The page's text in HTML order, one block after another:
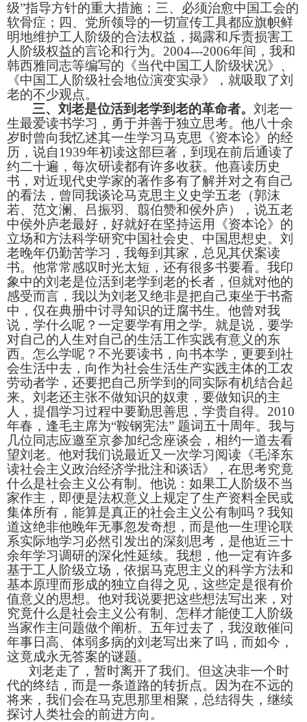
级”指导方针的重大措施；三、必须治愈中国工会的
软骨症；四、党所领导的一切宣传工具都应旗帜鲜
明地维护工人阶级的合法权益，揭露和斥责损害工
人阶级权益的言论和行为。 2004---2006年间，我和
韩西雅同志等编写的《当代中国工人阶级状况》、
《中国工人阶级社会地位演变实录》，就吸取了刘
老的不少观点。
三、刘老是位活到老学到老的革命者。刘老一
生最爱读书学习，勇于并善于独立思考。他八十余
岁时曾向我忆述其一生学习马克思《资本论》的经
历，说自1939年初读这部巨著，到现在前后通读了
约二十遍，每次研读都有许多收获。他喜读历史
书，对近现代史学家的著作多有了解并对之有自己
的看法，曾同我谈论马克思主义史学五老（郭沫
若、范文澜、吕振羽、翦伯赞和侯外庐），说五老
中侯外庐老最好，好就好在坚持运用《资本论》的
立场和方法科学研究中国社会史、中国思想史。刘
老晚年仍勤苦学习，我每到其家，总见其伏案读
书。他常常感叹时光太短，还有很多书要看。我印
象中的刘老是位活到老学到老的长者，但就对他的
感受而言，我以为刘老又绝非是把自己束坐于书斋
中，仅在典册中讨寻知识的迂腐书生。他曾对我
说，学什么呢？一定要学有用之学。就是说，要学
对自己的人生对自己的生活工作实践有意义的东
西。怎么学呢？不光要读书，向书本学，更要到社
会生活中去，向作为社会生活生产实践主体的工农
劳动者学，还要把自己所学到的同实际有机结合起
来。刘老还主张不做知识的奴隶，要做知识的主
人，提倡学习过程中要勤思善思，学贵自得。 2010
年春，逢毛主席为“鞍钢宪法” 题词五十周年。我与
几位同志应邀至京参加纪念座谈会，相约一道去看
望刘老。他对我们说最近又一次学习阅读《毛泽东
读社会主义政治经济学批注和谈话》，在思考究竟
什么是社会主义公有制。他说：如果工人阶级不当
家作主，即便是法权意义上规定了生产资料全民或
集体所有，能算是真正的社会主义公有制吗？我知
道这绝非他晚年无事忽发奇想，而是他一生理论联
系实际地学习必然引发出的深刻思考，是他近三十
余年学习调研的深化性延续。我想，他一定有许多
基于工人阶级立场，依据马克思主义的科学方法和
基本原理而形成的独立自得之见，这些定是很有价
值意义的思想。他对我说要把这些想法写出来，对
究竟什么是社会主义公有制、怎样才能使工人阶级
当家作主问题做个阐析。五年过去了，我沒敢催问
年事日高、体弱多病的刘老写出来了吗，而如今，
这竟成永无答案的谜题。
刘老走了，暂时离开了我们。但这决非一个时
代的终结，而是一条道路的转折点。因为在不远的
将来，我们会在马克思那里相聚，总结得失，继续
探讨人类社会的前进方向。